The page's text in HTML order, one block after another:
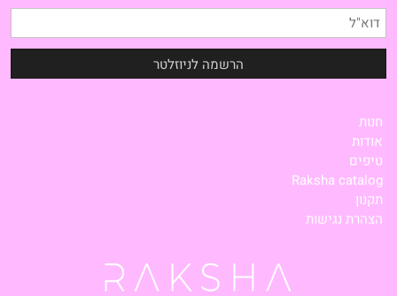
חנות
אודות
טיפים
Raksha catalog
תקנון
הצהרת נגישות